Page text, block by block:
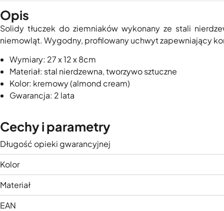
Opis
Solidy tłuczek do ziemniaków wykonany ze stali
niemowląt. Wygodny, profilowany uchwyt zapewniający
Wymiary: 27 x 12 x 8cm
Materiał: stal nierdzewna, tworzywo sztuczne
Kolor: kremowy (almond cream)
Gwarancja: 2 lata
Cechy i parametry
Długość opieki gwarancyjnej
Kolor
Materiał
EAN